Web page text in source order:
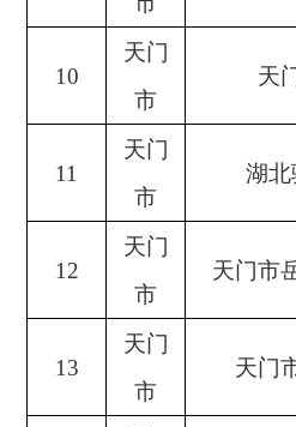
10
天门
市
天
11
天门
市
湖北
12
天门
市
天门市
13
天门
市
天门